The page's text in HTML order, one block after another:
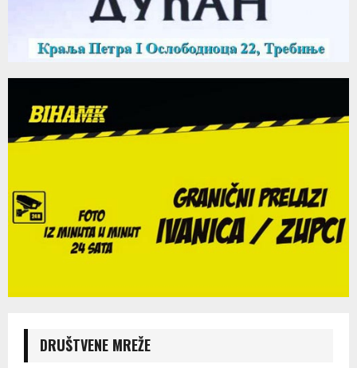
DRUŠTVENE MREŽE